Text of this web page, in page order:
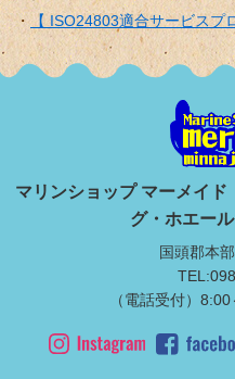
【 ISO24803適合サービスプ
マリンショップ マーメイ
グ・ホエー
国頭郡本
（電話受付）